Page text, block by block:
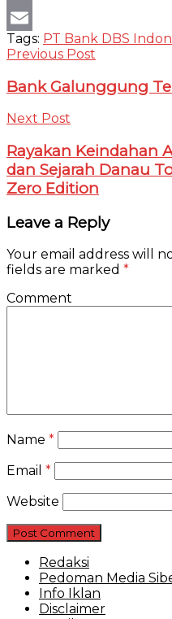
Print
Email
Tags: PT Bank DBS
Previous Post
Bank Galunggung
Next Post
Rayakan Keindahan
dan Sejarah Danau
Zero Edition
Leave a Reply
Your email address will
fields are marked *
Comment
Name *
Email *
Website
Redaksi
Pedoman Media
Info Iklan
Disclaimer